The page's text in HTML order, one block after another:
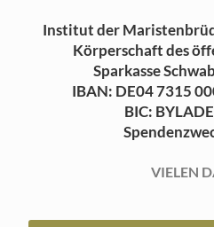
Institut der
Körperschaft des
Sparkasse
IBAN: DE04 7315
BIC:
VIELEN